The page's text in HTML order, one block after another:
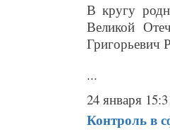
В кругу
Великой
Григорьевич
...
24 января
Контроль в